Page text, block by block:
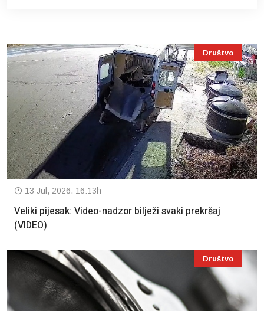
Društvo
13 Jul, 2026. 16:13h
Veliki pijesak: Video-nadzor bilježi svaki prekršaj
(VIDEO)
Društvo